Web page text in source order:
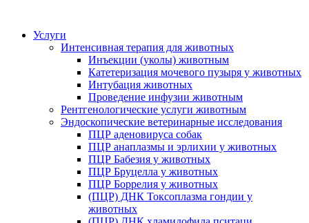
Услуги
Интенсивная терапия для животных
Инъекции (уколы) животным
Катетеризация мочевого пузыря у животных
Интубация животных
Проведение инфузии животным
Рентгенологические услуги животным
Эндоскопические ветеринарные исследования
ПЦР аденовируса собак
ПЦР анаплазмы и эрлихии у животных
ПЦР Бабезия у животных
ПЦР Бруцелла у животных
ПЦР Боррелия у животных
(ПЦР) ДНК Токсоплазма гондии у
животных